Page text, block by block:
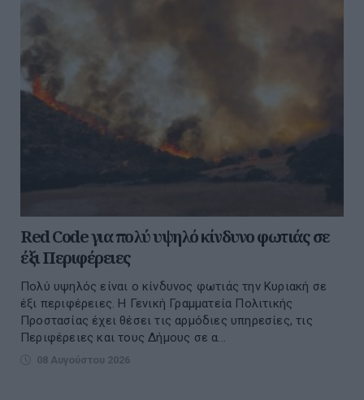
Red Code για πολύ υψηλό κίνδυνο φωτιάς σε
έξι Περιφέρειες
Πολύ υψηλός είναι ο κίνδυνος φωτιάς την Κυριακή σε
έξι περιφέρειες. H Γενική Γραμματεία Πολιτικής
Προστασίας έχει θέσει τις αρμόδιες υπηρεσίες, τις
Περιφέρειες και τους Δήμους σε α...
08 Αυγούστου 2026